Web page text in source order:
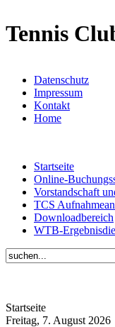
Tennis
Datenschutz
Impressum
Kontakt
Home
Startseite
Online-
Vorstandschaft
TCS
Downloadbereich
WTB-
Startseite
Freitag, 7. August 2026